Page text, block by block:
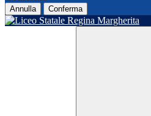
Annulla Conferma